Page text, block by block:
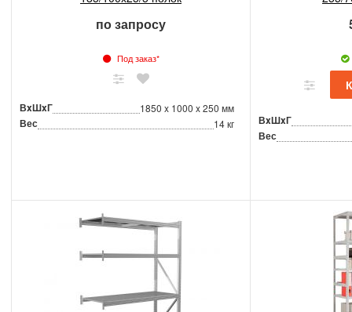
по запросу
Под заказ*
ВxШxГ 1850 x 1000 x 250 мм
Вес 14 кг
ВxШxГ
Вес